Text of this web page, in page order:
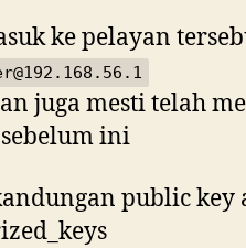
ke pelayan
juga mesti telah
sebelum ini
public key